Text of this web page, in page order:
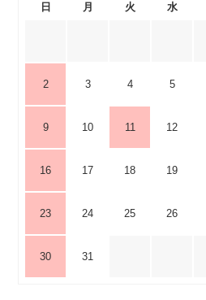
日 月 火 水
2 3 4 5
9 10 11 12
16 17 18 19
23 24 25 26
30 31